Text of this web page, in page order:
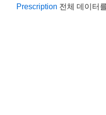
Prescription 전체 데이터